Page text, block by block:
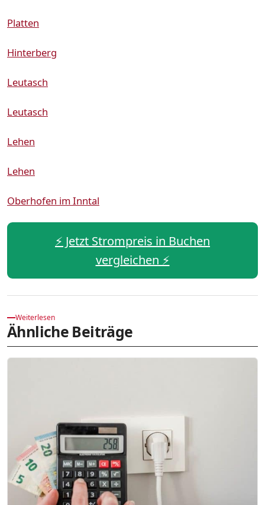
Platten
Hinterberg
Leutasch
Leutasch
Lehen
Lehen
Oberhofen im Inntal
⚡️ Jetzt Strompreis in Buchen
vergleichen ⚡️
Weiterlesen
Ähnliche Beiträge